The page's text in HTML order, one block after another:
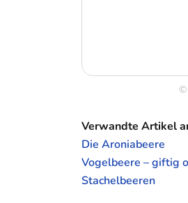
©
Verwandte Artikel
Die Aroniabeere
Vogelbeere – giftig
Stachelbeeren